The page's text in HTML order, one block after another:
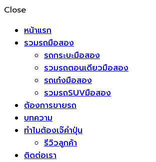
Close
หน้าแรก
รวมรถมือสอง
รถกระบะมือสอง
รวมรถตอนเดียวมือสอง
รถเก๋งมือสอง
รวมรถSUVมือสอง
ต้องการขายรถ
บทความ
ทำไมต้องเจ๊คำปุ่น
รีวิวลูกค้า
ติดต่อเรา